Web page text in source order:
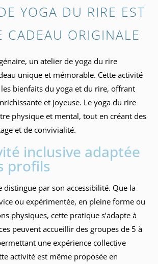
YOGA DU RIRE EST
CADEAU ORIGINALE
un atelier de yoga du rire
unique et mémorable. Cette activité
bienfaits du yoga et du rire, offrant
et joyeuse. Le yoga du rire
physique et mental, tout en créant des
et de convivialité.
inclusive adaptée
profils
distingue par son accessibilité. Que la
ou expérimentée, en pleine forme ou
physiques, cette pratique s’adapte à
peuvent accueillir des groupes de 5 à
une expérience collective
activité est même proposée en